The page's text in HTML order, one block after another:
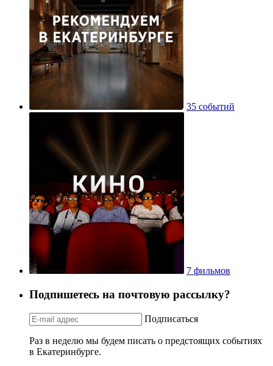
35 событий
7 фильмов
Подпишетесь на почтовую рассылку?
Подписаться
Раз в неделю мы будем писать о предстоящих событиях
в Екатеринбурге.